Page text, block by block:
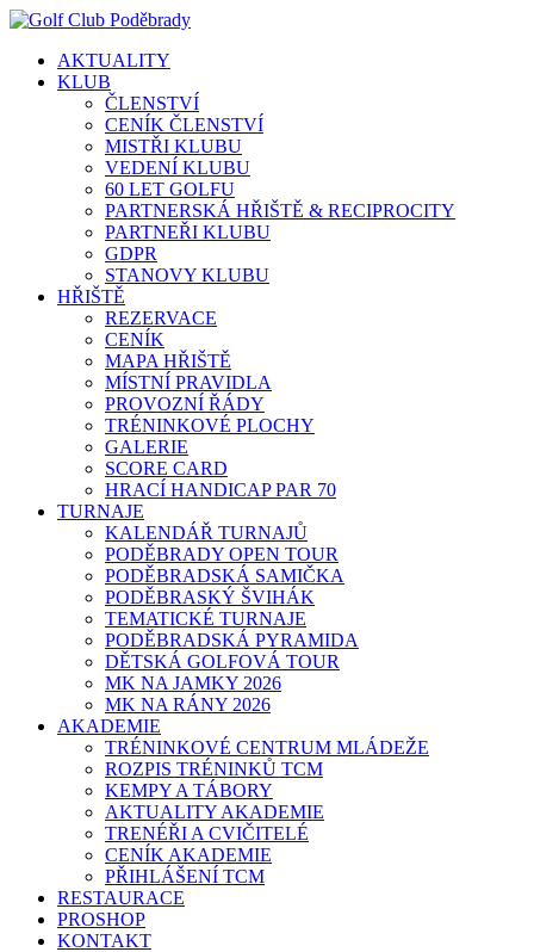
AKTUALITY
KLUB
ČLENSTVÍ
CENÍK ČLENSTVÍ
MISTŘI KLUBU
VEDENÍ KLUBU
60 LET GOLFU
PARTNERSKÁ HŘIŠTĚ & RECIPROCITY
PARTNEŘI KLUBU
GDPR
STANOVY KLUBU
HŘIŠTĚ
REZERVACE
CENÍK
MAPA HŘIŠTĚ
MÍSTNÍ PRAVIDLA
PROVOZNÍ ŘÁDY
TRÉNINKOVÉ PLOCHY
GALERIE
SCORE CARD
HRACÍ HANDICAP PAR 70
TURNAJE
KALENDÁŘ TURNAJŮ
PODĚBRADY OPEN TOUR
PODĚBRADSKÁ SAMIČKA
PODĚBRASKÝ ŠVIHÁK
TEMATICKÉ TURNAJE
PODĚBRADSKÁ PYRAMIDA
DĚTSKÁ GOLFOVÁ TOUR
MK NA JAMKY 2026
MK NA RÁNY 2026
AKADEMIE
TRÉNINKOVÉ CENTRUM MLÁDEŽE
ROZPIS TRÉNINKŮ TCM
KEMPY A TÁBORY
AKTUALITY AKADEMIE
TRENÉŘI A CVIČITELÉ
CENÍK AKADEMIE
PŘIHLÁŠENÍ TCM
RESTAURACE
PROSHOP
KONTAKT